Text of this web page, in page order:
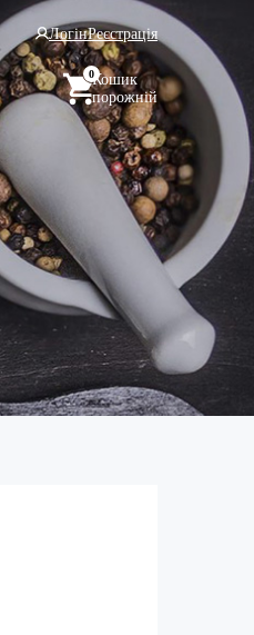
ЛогінРеєстрація
0Кошик
порожній